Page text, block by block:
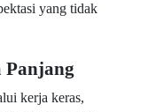
yang tidak
Panjang
kerja keras,